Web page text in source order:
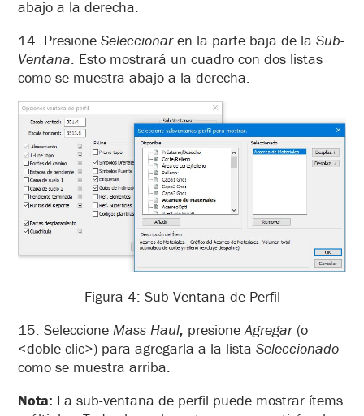
abajo a la derecha.
14. Presione Seleccionar en la parte baja de la Sub-
Ventana. Esto mostrará un cuadro con dos listas
como se muestra abajo a la derecha.
Figura 4: Sub-Ventana de Perfil
15. Seleccione Mass Haul, presione Agregar(o
<doble-clic>) para agregarla a la lista Seleccionado
como se muestra arriba.
Nota: La sub-ventana de perfil puede mostrar ítems